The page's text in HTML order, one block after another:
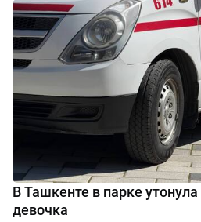
В Ташкенте в парке
девочка